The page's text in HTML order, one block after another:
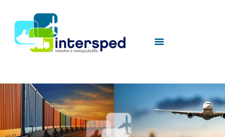
INTERSPED
SERVICES
UTILITIES
CONTACTS